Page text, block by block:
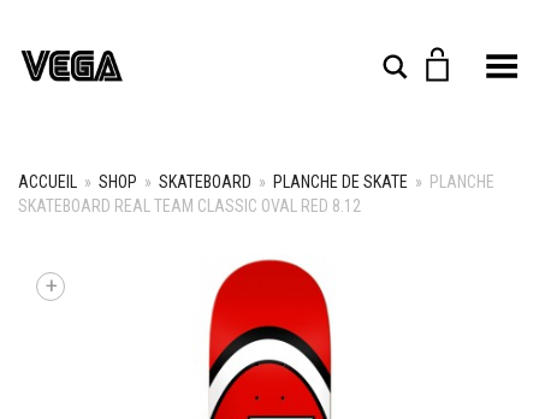
Rechercher
Toggle Menu
ACCUEIL » SHOP » SKATEBOARD » PLANCHE DE SKATE » PLANCHE
SKATEBOARD REAL TEAM CLASSIC OVAL RED 8.12
+